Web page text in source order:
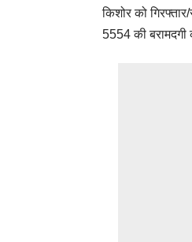
किशोर को
5554 की बरामदगी